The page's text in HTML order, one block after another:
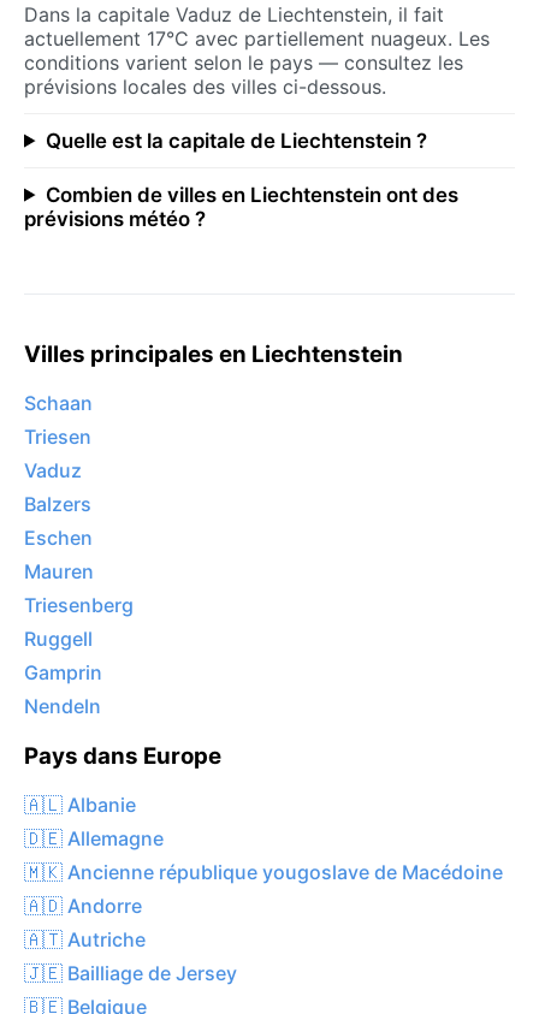
Dans la capitale Vaduz de Liechtenstein, il fait
actuellement 17°C avec partiellement nuageux. Les
conditions varient selon le pays — consultez les
prévisions locales des villes ci-dessous.
Quelle est la capitale de Liechtenstein ?
Combien de villes en Liechtenstein ont des
prévisions météo ?
Villes principales en Liechtenstein
Schaan
Triesen
Vaduz
Balzers
Eschen
Mauren
Triesenberg
Ruggell
Gamprin
Nendeln
Pays dans Europe
🇦🇱 Albanie
🇩🇪 Allemagne
🇲🇰 Ancienne république yougoslave de Macédoine
🇦🇩 Andorre
🇦🇹 Autriche
🇯🇪 Bailliage de Jersey
🇧🇪 Belgique